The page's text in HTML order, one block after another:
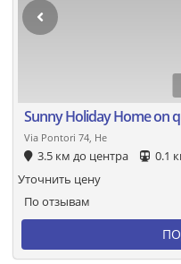
Sunny Holiday Home on
Via Pontori 74, Не
3.5 км до центра 0.1
По отзывам
Уточнить цену